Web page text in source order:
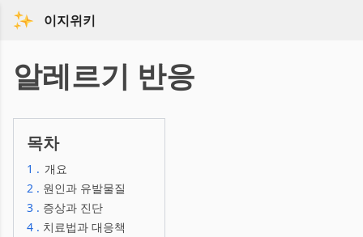
이지위키
알레르기 반응
목차
1 . 개요
2 . 원인과 유발물질
3 . 증상과 진단
4 . 치료법과 대응책